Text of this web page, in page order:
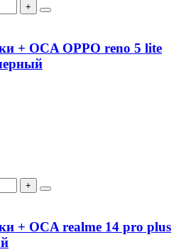
+
+ OCA OPPO reno 5 lite
+
+ OCA realme 14 pro plus